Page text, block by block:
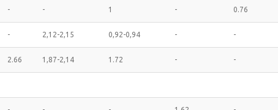
- - 1 - 0.76
- 2,12-2,15 0,92-0,94 - -
2.66 1,87-2,14 1.72 - -